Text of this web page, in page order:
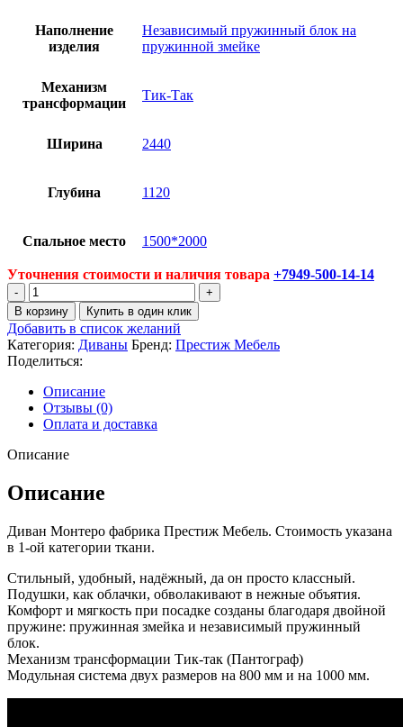
Наполнение
изделия
Независимый пружинный блок на
пружинной змейке
Механизм
трансформации
Тик-Так
Ширина 2440
Глубина 1120
Спальное место 1500*2000
Уточнения стоимости и наличия товара +7949-500-14-14
Количество
товара
Диван
Монтеро
В корзину Купить в один клик
Добавить в список желаний
Категория: Диваны Бренд: Престиж Мебель
Поделиться:
Описание
Отзывы (0)
Оплата и доставка
Описание
Описание
Диван Монтеро фабрика Престиж Мебель. Стоимость указана
в 1-ой категории ткани.
Стильный, удобный, надёжный, да он просто классный.
Подушки, как облачки, обволакивают в нежные объятия.
Комфорт и мягкость при посадке созданы благодаря двойной
пружине: пружинная змейка и независимый пружинный
блок.
Механизм трансформации Тик-так (Пантограф)
Модульная система двух размеров на 800 мм и на 1000 мм.